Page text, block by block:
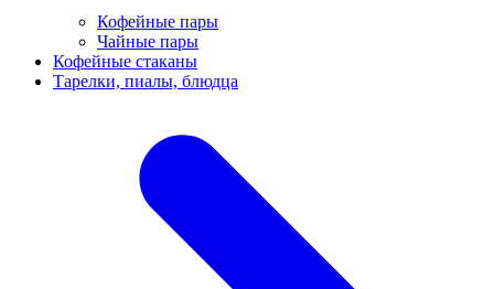
Кофейные пары
Чайные пары
Кофейные стаканы
Тарелки, пиалы, блюдца